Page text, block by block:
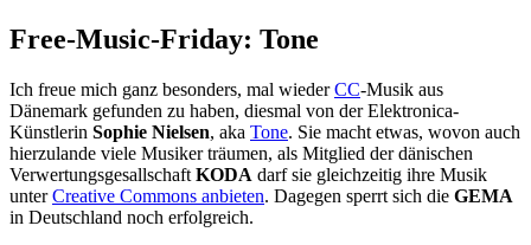
Free-Music-Friday: Tone
Ich freue mich ganz besonders, mal wiederCC-Musik aus
Dänemark gefunden zu haben, diesmal von der Elektronica-
Künstlerin Sophie Nielsen, aka Tone. Sie macht etwas, wovon auch
hierzulande viele Musiker träumen, als Mitglied der dänischen
Verwertungsgesallschaft KODA darf sie gleichzeitig ihre Musik
unterCreative Commons anbieten. Dagegen sperrt sich die GEMA
in Deutschland noch erfolgreich.